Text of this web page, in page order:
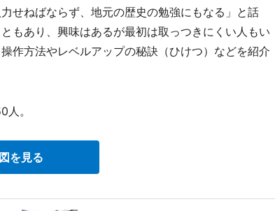
せねばならず、地元の歴史の勉強にもなる」と話
もあり、興味はあるが最初は取っつきにくい人もい
作方法やレベルアップの秘訣（ひけつ）などを紹介
。
を見る